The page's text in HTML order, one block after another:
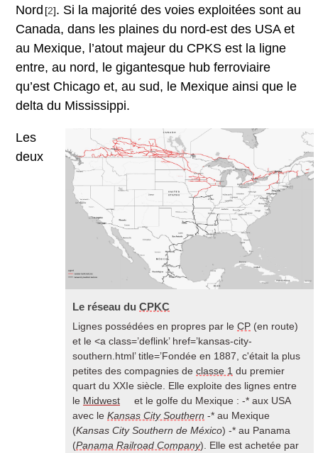
Nord [2]. Si la majorité des voies exploitées sont au
Canada, dans les plaines du nord-est des USA et
au Mexique, l’atout majeur du CPKS est la ligne
entre, au nord, le gigantesque hub ferroviaire
qu’est Chicago et, au sud, le Mexique ainsi que le
delta du Mississippi.
Le réseau du CPKC
Lignes possédées en propres par le CP (en route)
et le <a class=’deflink’ href=’kansas-city-
southern.html’ title=’Fondée en 1887, c'était la plus
petites des compagnies de classe 1 du premier
quart du XXIe siècle. Elle exploite des lignes entre
le Midwest
et le golfe du Mexique : -* aux USA
avec le Kansas City Southern -* au Mexique
(Kansas City Southern de México) -* au Panama
(Panama Railroad Company). Elle est achetée par
Les
deux